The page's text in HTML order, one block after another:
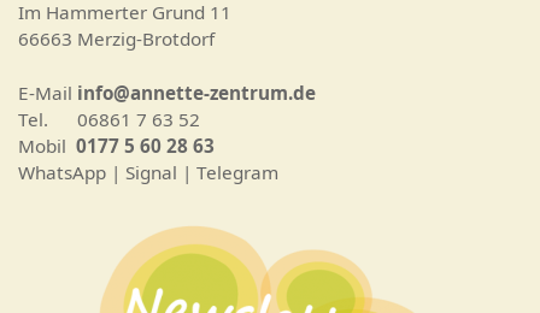
Im Hammerter Grund 11
66663 Merzig-Brotdorf
E-Mail info@annette-zentrum.de
Tel. 06861 7 63 52
Mobil 0177 5 60 28 63
WhatsApp | Signal | Telegram